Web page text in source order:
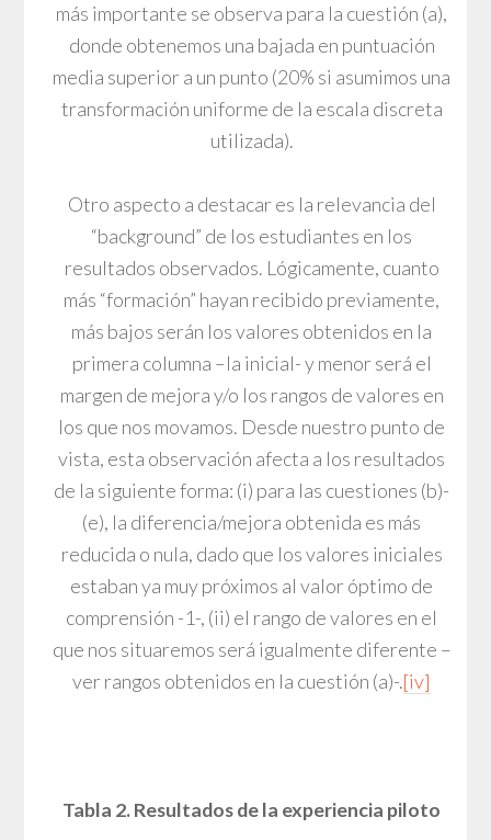
más importante se observa para la cuestión (a),
donde obtenemos una bajada en puntuación
media superior a un punto (20% si asumimos una
transformación uniforme de la escala discreta
utilizada).
Otro aspecto a destacar es la relevancia del
“background” de los estudiantes en los
resultados observados. Lógicamente, cuanto
más “formación” hayan recibido previamente,
más bajos serán los valores obtenidos en la
primera columna –la inicial- y menor será el
margen de mejora y/o los rangos de valores en
los que nos movamos. Desde nuestro punto de
vista, esta observación afecta a los resultados
de la siguiente forma: (i) para las cuestiones (b)-
(e), la diferencia/mejora obtenida es más
reducida o nula, dado que los valores iniciales
estaban ya muy próximos al valor óptimo de
comprensión -1-, (ii) el rango de valores en el
que nos situaremos será igualmente diferente –
ver rangos obtenidos en la cuestión (a)-.[iv]
Tabla 2. Resultados de la experiencia piloto